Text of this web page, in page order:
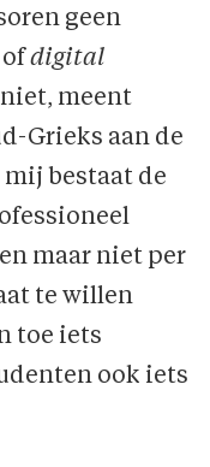
geen
digital
meent
Grieks aan de
bestaat de
maar niet per
te willen
toe iets
ook iets